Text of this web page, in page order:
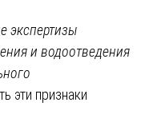
экспертизы
и водоотведения
эти признаки